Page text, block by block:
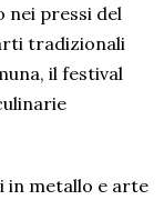
nei pressi del
tradizionali
il festival
in metallo e arte